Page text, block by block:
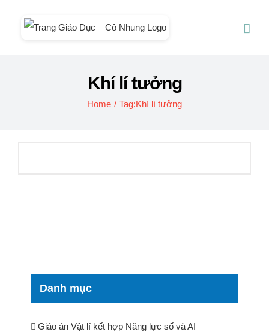
Khí lí tưởng
Home / Tag:Khí lí tưởng
Danh mục
Giáo án Vật lí kết hợp Năng lực số và AI